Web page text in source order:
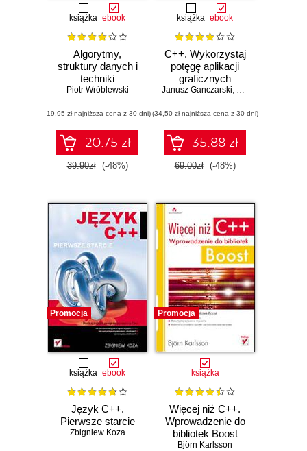
książka ebook
Algorytmy,
struktury danych i
techniki
programowania.
Piotr Wróblewski
(19,95 zł najniższa cena z 30 dni)
20.75 zł
39.90zł (-48%)
książka ebook
C++. Wykorzystaj
potęgę aplikacji
graficznych
Janusz Ganczarski, Mariusz Owczarek
(34,50 zł najniższa cena z 30 dni)
35.88 zł
69.00zł (-48%)
Promocja
książka ebook
Język C++.
Pierwsze starcie
Zbigniew Koza
Promocja
książka
Więcej niż C++.
Wprowadzenie do
bibliotek Boost
Björn Karlsson